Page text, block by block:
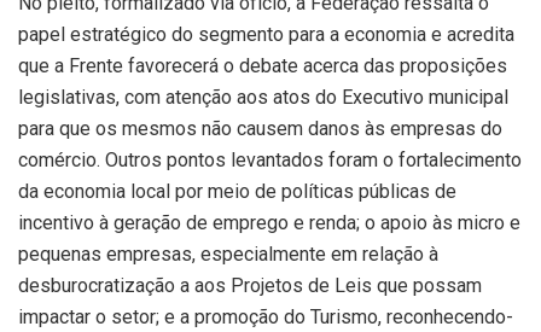
papel estratégico do segmento para a economia e acredita
que a Frente favorecerá o debate acerca das proposições
legislativas, com atenção aos atos do Executivo municipal
para que os mesmos não causem danos às empresas do
comércio. Outros pontos levantados foram o fortalecimento
da economia local por meio de políticas públicas de
incentivo à geração de emprego e renda; o apoio às micro e
pequenas empresas, especialmente em relação à
desburocratização a aos Projetos de Leis que possam
impactar o setor; e a promoção do Turismo, reconhecendo-